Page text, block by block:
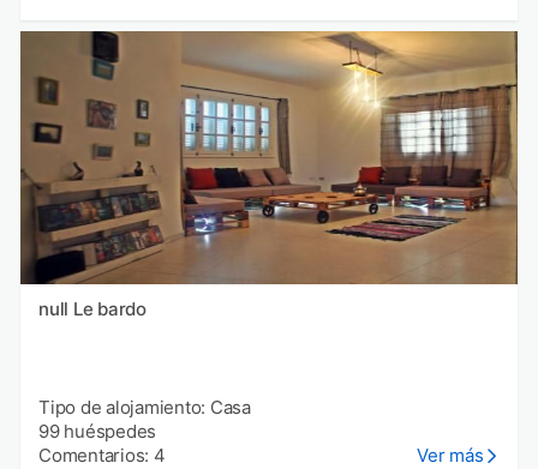
null Le bardo
Tipo de alojamiento: Casa
99 huéspedes
Comentarios: 4
Ver más